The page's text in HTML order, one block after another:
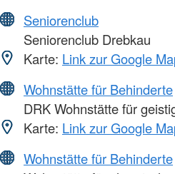
Seniorenclub
Seniorenclub Drebkau
Karte: Link zur Google
Wohnstätte für Behinderte
DRK Wohnstätte für
Karte: Link zur Google
Wohnstätte für Behinderte